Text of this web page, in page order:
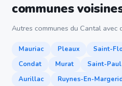
communes
Autres communes du Cantal avec
Mauriac Pleaux Saint-
Condat
Murat
Saint-
Aurillac
Ruynes-En-